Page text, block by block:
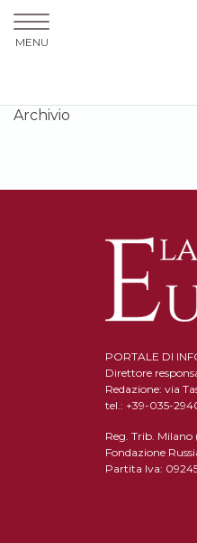
Archivio
PORTALE DI
Direttore
Redazione: via
tel.: +39-035-
Reg. Trib. Milano
Fondazione
Partita Iva:
MENU